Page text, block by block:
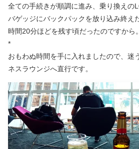
全ての手続きが順調に進み、乗り換えの
バゲッジにバックパックを放り込み終え
時間20分ほどを残す頃だったのですから。
*
おもわぬ時間を手に入れましたので、迷
ネスラウンジへ直行です。